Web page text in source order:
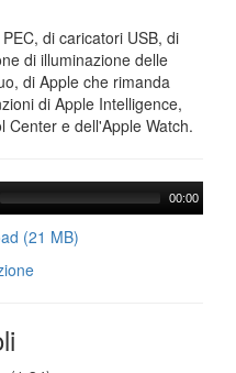
di caricatori USB, di
di illuminazione delle
di Apple che rimanda
di Apple Intelligence,
Center e dell'Apple Watch.
00:00
(21 MB)